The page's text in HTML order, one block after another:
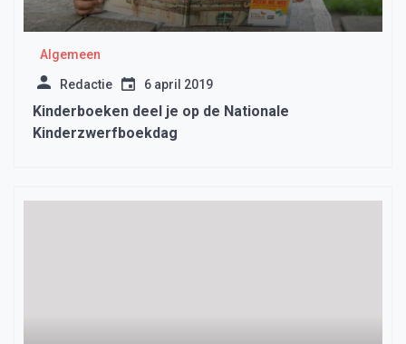
Algemeen
Redactie 6 april 2019
Kinderboeken deel je op de Nationale
Kinderzwerfboekdag